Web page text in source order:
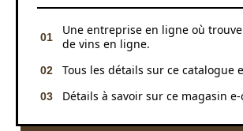
Une entreprise en ligne où
de vins en ligne.
Tous les détails sur ce catalogue
Détails à savoir sur ce magasin